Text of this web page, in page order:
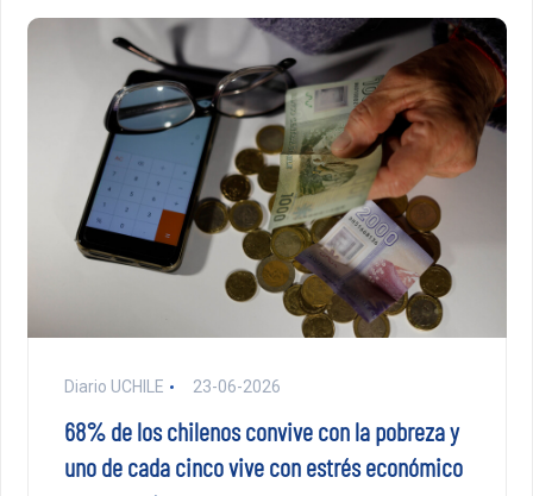
Diario UCHILE 23-06-2026
68% de los chilenos convive con la pobreza y
uno de cada cinco vive con estrés económico